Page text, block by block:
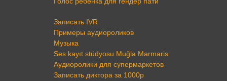
Записать IVR
Примеры аудиороликов
Музыка
Ses kayıt stüdyosu Muğla Marmaris
Аудиоролики для супермаркетов
Записать диктора за 1000р